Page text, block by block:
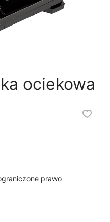
ociekowa
prawo
📦 Reklamacja towaru